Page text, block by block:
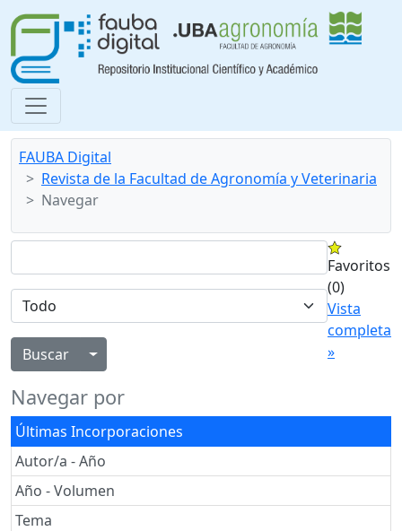
FAUBA Digital
Revista de la Facultad de Agronomía y Veterinaria
Navegar
Alternar menú desplegable
Favoritos
(0)
Vista
completa
»
Navegar por
Últimas Incorporaciones
Autor/a - Año
Año - Volumen
Tema